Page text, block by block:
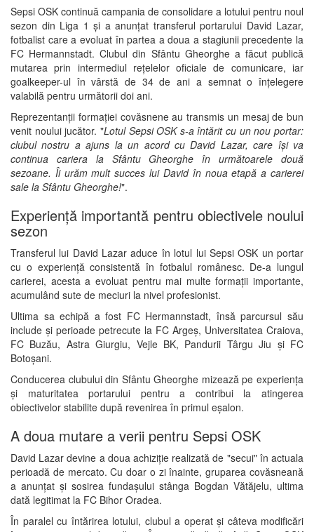
Sepsi OSK continuă campania de consolidare a lotului pentru noul
sezon din Liga 1 și a anunțat transferul portarului David Lazar,
fotbalist care a evoluat în partea a doua a stagiunii precedente la
FC Hermannstadt. Clubul din Sfântu Gheorghe a făcut publică
mutarea prin intermediul rețelelor oficiale de comunicare, iar
goalkeeper-ul în vârstă de 34 de ani a semnat o înțelegere
valabilă pentru următorii doi ani.
Reprezentanții formației covăsnene au transmis un mesaj de bun
venit noului jucător. "Lotul Sepsi OSK s-a întărit cu un nou portar:
clubul nostru a ajuns la un acord cu David Lazar, care își va
continua cariera la Sfântu Gheorghe în următoarele două
sezoane. Îi urăm mult succes lui David în noua etapă a carierei
sale la Sfântu Gheorghe!".
Experiență importantă pentru obiectivele noului
sezon
Transferul lui David Lazar aduce în lotul lui Sepsi OSK un portar
cu o experiență consistentă în fotbalul românesc. De-a lungul
carierei, acesta a evoluat pentru mai multe formații importante,
acumulând sute de meciuri la nivel profesionist.
Ultima sa echipă a fost FC Hermannstadt, însă parcursul său
include și perioade petrecute la FC Argeș, Universitatea Craiova,
FC Buzău, Astra Giurgiu, Vejle BK, Pandurii Târgu Jiu și FC
Botoșani.
Conducerea clubului din Sfântu Gheorghe mizează pe experiența
și maturitatea portarului pentru a contribui la atingerea
obiectivelor stabilite după revenirea în primul eșalon.
A doua mutare a verii pentru Sepsi OSK
David Lazar devine a doua achiziție realizată de "secui" în actuala
perioadă de mercato. Cu doar o zi înainte, gruparea covăsneană
a anunțat și sosirea fundașului stânga Bogdan Vătăjelu, ultima
dată legitimat la FC Bihor Oradea.
În paralel cu întărirea lotului, clubul a operat și câteva modificări